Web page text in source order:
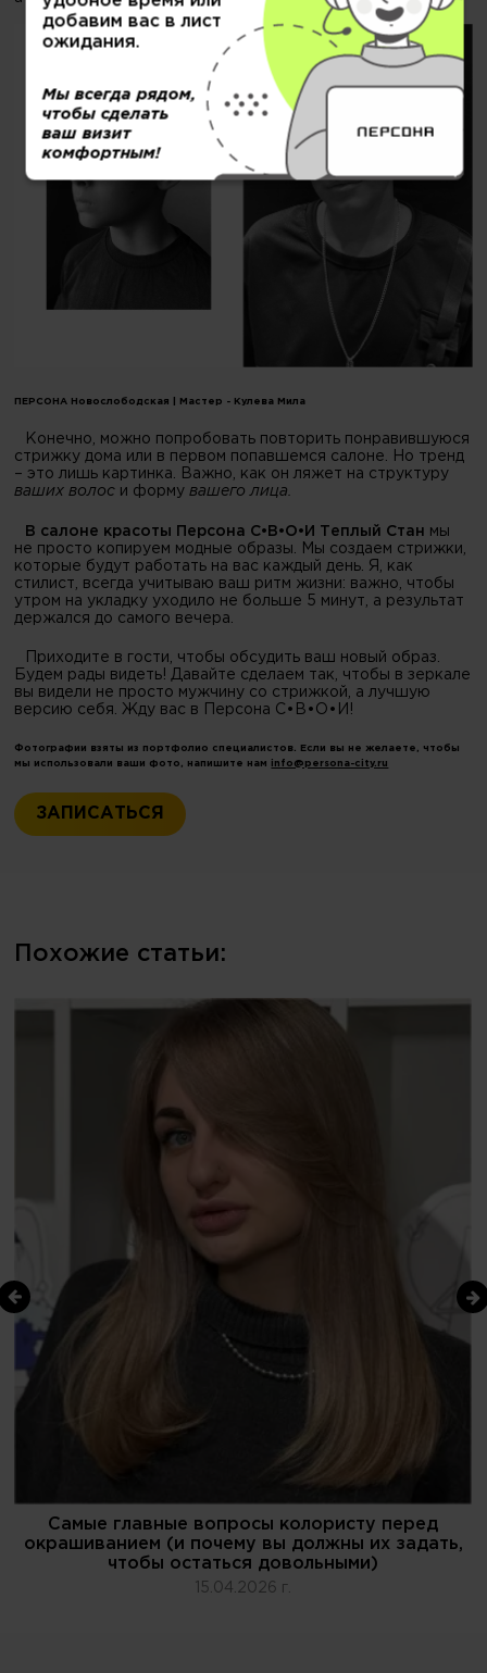
ПЕРСОНА Новослободская | Мастер - Кулева Мила
Конечно, можно попробовать повторить понравившуюся
стрижку дома или в первом попавшемся салоне. Но тренд
– это лишь картинка. Важно, как он ляжет на структуру
ваших волос и формувашего лица.
В салоне красоты Персона С•В•О•И Теплый Стан
мы
не просто копируем модные образы. Мы создаем стрижки,
которые будут работать на вас каждый день. Я, как
стилист, всегда учитываю ваш ритм жизни: важно, чтобы
утром на укладку уходило не больше 5 минут, а результат
держался до самого вечера.
Приходите в гости, чтобы обсудить ваш новый образ.
Будем рады видеть! Давайте сделаем так, чтобы в зеркале
вы видели не просто мужчину со стрижкой, а лучшую
версию себя. Жду вас в Персона С•В•О•И!
Фотографии взяты из портфолио специалистов. Если вы не желаете, чтобы
мы использовали ваши фото, напишите нам info@persona-city.ru
ЗАПИСАТЬСЯ
Похожие статьи:
Самые главные вопросы колористу перед
окрашиванием (и почему вы должны их задать,
чтобы остаться довольными)
15.04.2026 г.
добавим вас в лист
ожидания.
Мы всегда рядом,
чтобы сделать
ваш визит
комфортным!